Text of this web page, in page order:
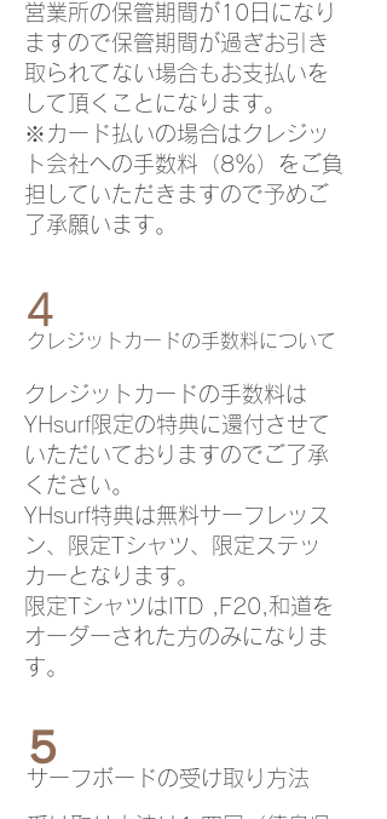
営業所の保管期間が10日になり
ますので保管期間が過ぎお引き
取られてない場合もお支払いを
して頂くことになります。
※カード払いの場合はクレジッ
ト会社への手数料（8％）をご負
担していただきますので予めご
了承願います。
4
​クレジットカードの手数料について
クレジットカードの手数料は
YHsurf限定の特典に還付させて
いただいておりますのでご了承
ください。
YHsurf特典は無料サーフレッス
ン、限定Tシャツ、限定ステッ
カーとなります。
限定TシャツはITD ,F20,和道を
オーダーされた方のみになりま
す。
５
​サーフボードの受け取り方法